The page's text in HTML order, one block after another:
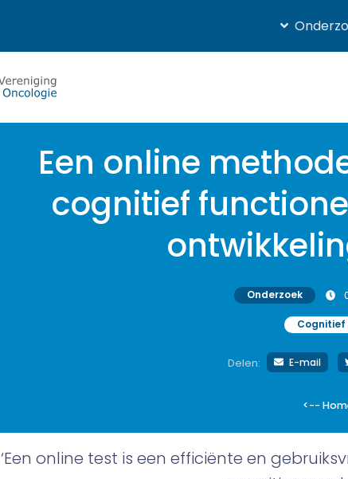
Een online
cognitief
Onderzoek
Delen: E-mail
<--
‘Een online test is een efficiënte en